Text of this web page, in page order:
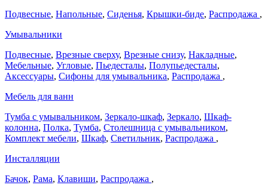
Подвесные, Напольные, Сиденья, Крышки-биде, Распродажа ,
Умывальники
Подвесные, Врезные сверху, Врезные снизу, Накладные,
Мебельные, Угловые, Пьедесталы, Полупьедесталы,
Аксессуары, Сифоны для умывальника, Распродажа ,
Мебель для ванн
Тумба с умывальником, Зеркало-шкаф, Зеркало, Шкаф-
колонна, Полка, Тумба, Столешница с умывальником,
Комплект мебели, Шкаф, Светильник, Распродажа ,
Инсталляции
Бачок, Рама, Клавиши, Распродажа ,